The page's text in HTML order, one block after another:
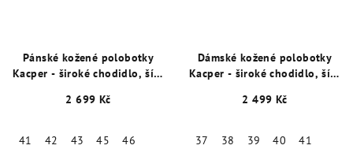
Pánské kožené polobotky
Kacper - široké chodidlo, šíře
2 699 Kč
41 42 43 45
46
Dámské kožené polobotky
Kacper - široké chodidlo, šíře
2 499 Kč
37 38 39 40
41